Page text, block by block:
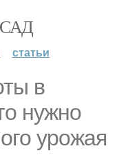
статьи
в
нужно
урожая